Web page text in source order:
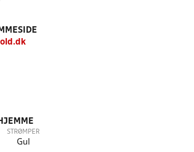
STRØMPER
Gul